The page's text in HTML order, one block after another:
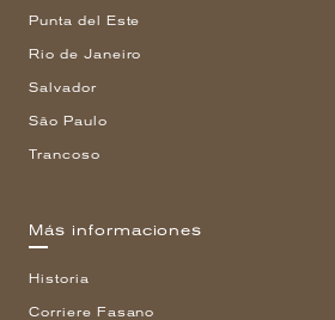
Punta del Este
Rio de Janeiro
Salvador
São Paulo
Trancoso
Más informaciones
Historia
Corriere Fasano